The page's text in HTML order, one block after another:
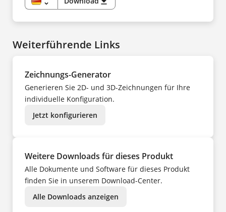
NL
NO
PL
TR
UK
DE
ES
FI
FR
NL
NO
PL
PT
SV
TR
ZH
Weiterführende Links
Zeichnungs-Generator
Generieren Sie 2D- und 3D-Zeichnungen für Ihre
individuelle Konfiguration.
Jetzt konfigurieren
Weitere Downloads für dieses Produkt
Alle Dokumente und Software für dieses Produkt
finden Sie in unserem Download-Center.
Alle Downloads anzeigen